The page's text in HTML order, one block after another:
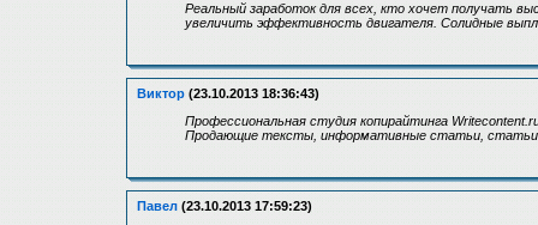
Реальный заработок для всех, кто хочет получать
увеличить эффективность двигателя. Солидные
Виктор (23.10.2013 18:36:43)
Профессиональная студия копирайтинга
Продающие тексты, информативные статьи, статьи
Павел (23.10.2013 17:59:23)